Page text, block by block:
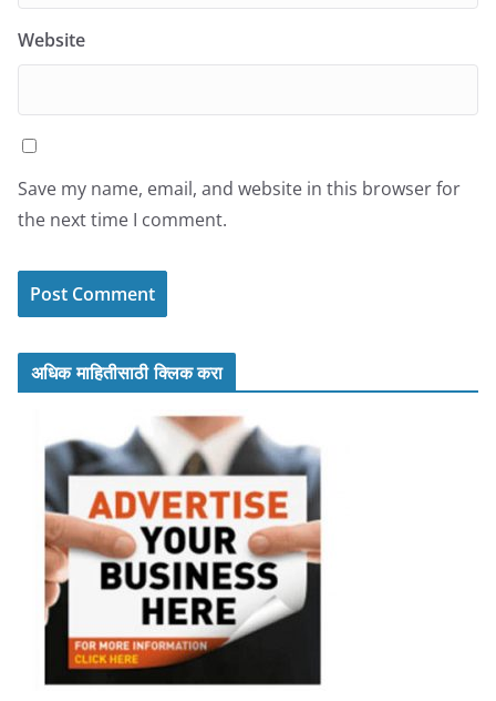
Website
Save my name, email, and website in this browser for
the next time I comment.
अधिक माहितीसाठी क्लिक करा